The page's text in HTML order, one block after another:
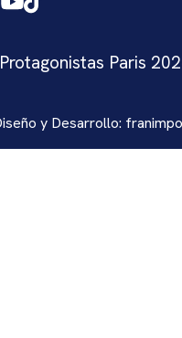
Protagonistas Paris
y Desarrollo: